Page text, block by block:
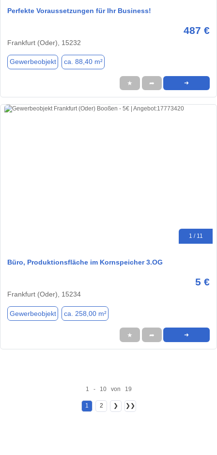
Perfekte Voraussetzungen für Ihr Business!
487 €
Frankfurt (Oder), 15232
Gewerbeobjekt ca. 88,40 m²
★ ➦ ➜
1 / 11
Büro, Produktionsfläche im Kornspeicher 3.OG
5 €
Frankfurt (Oder), 15234
Gewerbeobjekt ca. 258,00 m²
★ ➦ ➜
1 - 10 von 19
1 2 ❯ ❯❯